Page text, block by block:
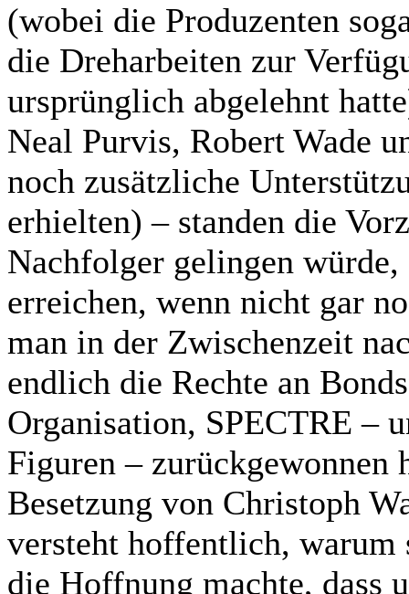
(wobei die Produzenten
die Dreharbeiten zur
ursprünglich abgelehnt
Neal Purvis, Robert Wade
noch zusätzliche
erhielten) – standen die
Nachfolger gelingen
erreichen, wenn nicht gar
man in der Zwischenzeit
endlich die Rechte an
Organisation, SPECTRE –
Figuren – zurückgewonnen
Besetzung von Christoph
versteht hoffentlich,
die Hoffnung machte, dass